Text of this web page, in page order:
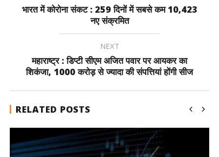
भारत में कोरोना संकट : 259 दिनों में सबसे कम 10,423
नए संक्रमित
NEXT
महाराष्ट्र : डिप्टी सीएम अजित पवार पर आयकर का
शिकंजा, 1000 करोड़ से ज्यादा की संपत्तियां होंगी सीज
RELATED POSTS